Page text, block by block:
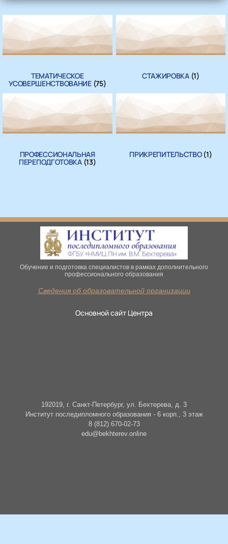
ТЕМАТИЧЕСКОЕ
УСОВЕРШЕНСТВОВАНИЕ (75)
СТАЖИРОВКА (1)
ПРОФЕССИОНАЛЬНАЯ
ПЕРЕПОДГОТОВКА (13)
ПРИКРЕПИТЕЛЬСТВО (1)
Обучение и подготовка специалистов в рамках дополнительного
профессионального образования
Сведения об образовательной организации
Основной сайт Центра
192019, г. Санкт-Петербург, ул. Бехтерева, д. 3
Институт последипломного образования - 6 корп., 3 этаж
8 (812) 670-02-73
edu@bekhterev.online